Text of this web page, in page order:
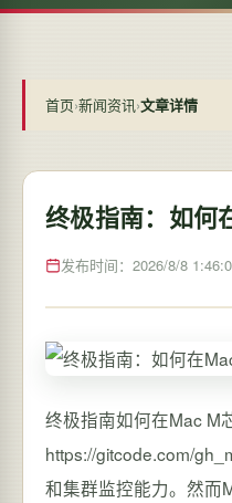
首页›新闻资讯›文章详情
终极指南：如何
发布时间：2026/8/8
终极指南如何在Mac M
https://gitcode.com/
和集群监控能力。然而